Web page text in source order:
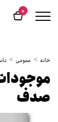
0
خانه عمومی
صدف